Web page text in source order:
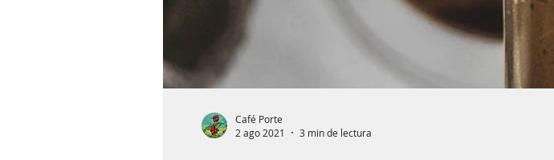
Café Porte
2 ago 2021
3 min de lectura